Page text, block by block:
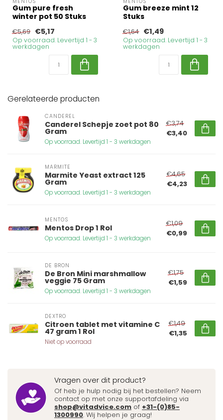
Gum pure fresh
winter pot 50 Stuks
€5,69 €5,17
Op voorraad. Levertijd 1 - 3
werkdagen
Gum breeze mint 12
Stuks
€1,64 €1,49
Op voorraad. Levertijd 1 - 3
werkdagen
Gerelateerde producten
CANDEREL
Canderel Schepje zoet pot 80
Gram
Op voorraad. Levertijd 1 - 3 werkdagen
€3,74
€3,40
MARMITE
Marmite Yeast extract 125
Gram
Op voorraad. Levertijd 1 - 3 werkdagen
€4,65
€4,23
MENTOS
Mentos Drop 1 Rol
Op voorraad. Levertijd 1 - 3 werkdagen
€1,09
€0,99
DE BRON
De Bron Mini marshmallow
veggie 75 Gram
Op voorraad. Levertijd 1 - 3 werkdagen
€1,75
€1,59
DEXTRO
Citroen tablet met vitamine C
47 gram 1 Rol
Niet op voorraad
€1,49
€1,35
Vragen over dit product?
Of heb je hulp nodig bij het bestellen? Neem
contact op met onze supportafdeling via
shop@vitadvice.com of +31-(0)85-
1300990. Wij helpen je graag!